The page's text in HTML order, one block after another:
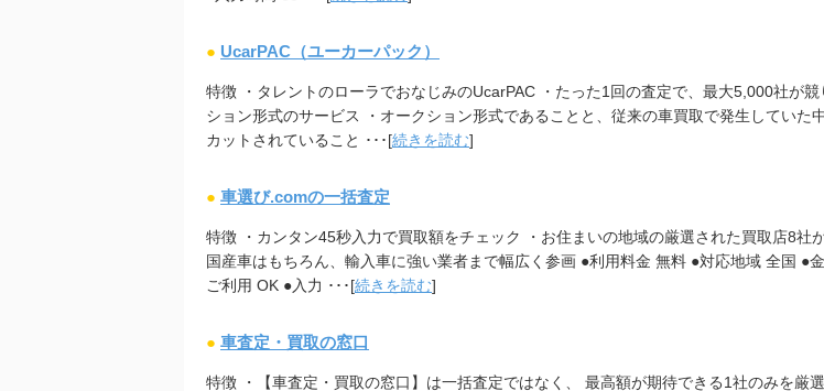
● UcarPAC（ユーカーパック）
特徴 ・タレントのローラでおなじみのUcarPAC ・たった1回の査定で、最大5,000社が競
ション形式のサービス ・オークション形式であることと、従来の車買取で発生していた
カットされていること ･･･[続きを読む]
● 車選び.comの一括査定
特徴 ・カンタン45秒入力で買取額をチェック ・お住まいの地域の厳選された買取店8社
国産車はもちろん、輸入車に強い業者まで幅広く参画 ●利用料金 無料 ●対応地域 全国 ●
ご利用 OK ●入力 ･･･[続きを読む]
● 車査定・買取の窓口
特徴 ・【車査定・買取の窓口】は一括査定ではなく、 最高額が期待できる1社のみを厳